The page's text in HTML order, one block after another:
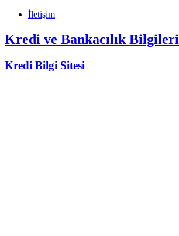
İletişim
Kredi ve Bankacılık Bilgileri
Kredi Bilgi Sitesi